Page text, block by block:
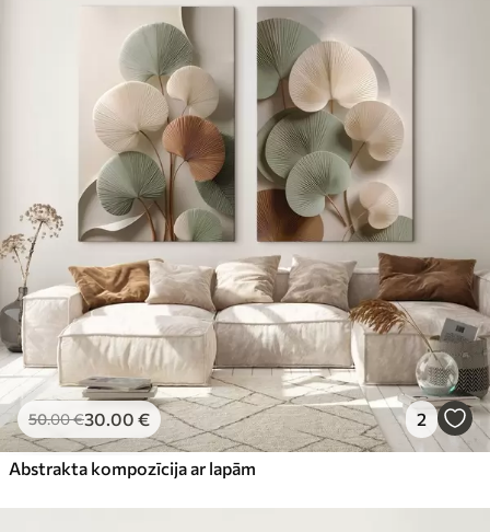
50.00€30.00 € 2
Abstrakta kompozīcija ar lapām